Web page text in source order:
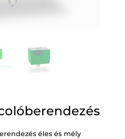
éles és mély